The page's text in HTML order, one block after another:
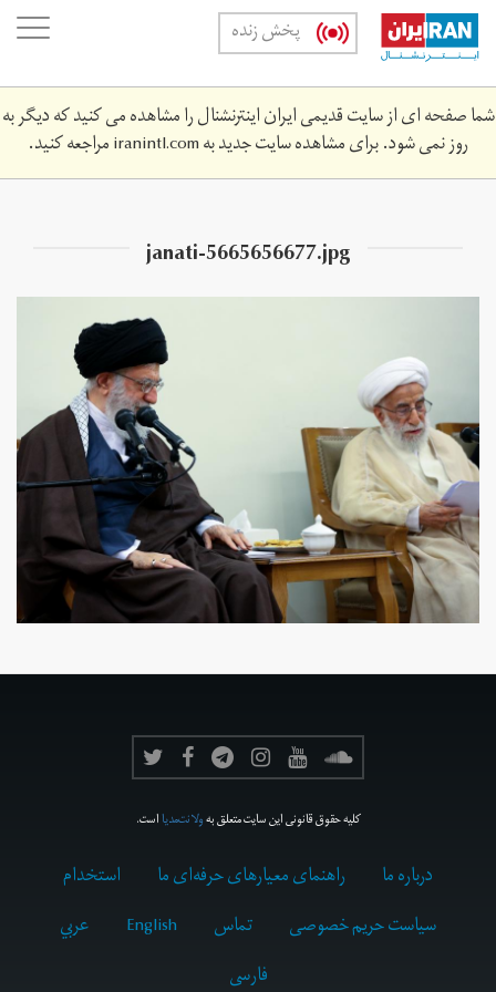
Skip
main
content
پخش زنده
شما صفحه ای از سایت قدیمی ایران اینترنشنال را مشاهده می کنید که دیگر به
روز نمی شود. برای مشاهده سایت جدید بهiranintl.comمراجعه کنید.
janati-5665656677.jpg
کلیه حقوق قانونی این سایت متعلق بهولانت‌مدیااست.
درباره ما راهنمای معیارهای حرفه‌ای ما
استخدام
سیاست حریم خصوصی
تماس English
عربي
فارسى